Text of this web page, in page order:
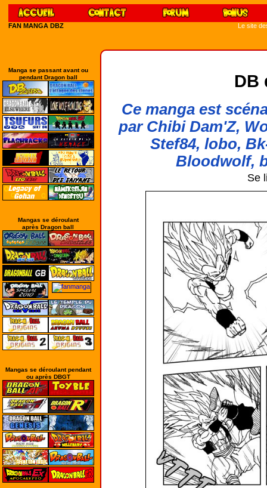
FAN MANGA DBZ Le site
Manga se passant avant ou
pendant Dragon ball
Mangas se déroulant
après Dragon ball
Mangas se déroulant pendant
ou après DBGT
DB
Ce manga est
par Chibi Dam'Z,
Stef84, lobo,
Bloodwolf,
Se